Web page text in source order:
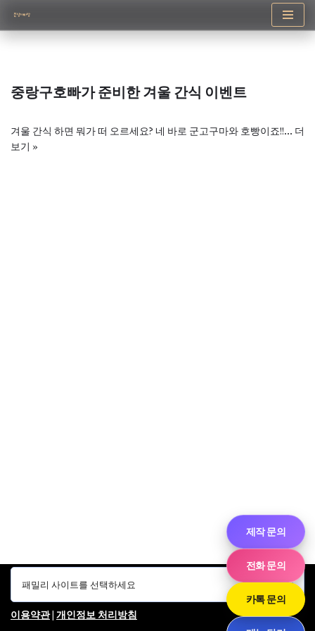
콘
로
건
뛰
기
중랑구호빠가 준비한 겨울 간식 이벤트
겨울 간식 하면 뭐가 떠 오르세요? 네 바로 군고구마와 호빵이죠!!… 더
보기 »
이용약관| 개인정보 처리방침
제작 문의
전화 문의
카톡 문의